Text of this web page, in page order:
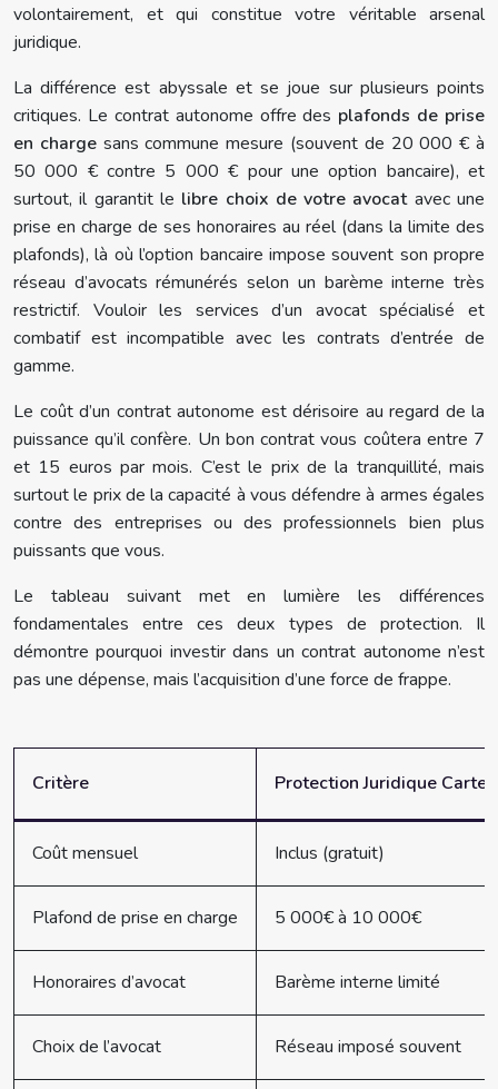
volontairement, et qui constitue votre véritable arsenal
juridique.
La différence est abyssale et se joue sur plusieurs points
critiques. Le contrat autonome offre des plafonds de prise
en chargesans commune mesure (souvent de 20 000 € à
50 000 € contre 5 000 € pour une option bancaire), et
surtout, il garantit le libre choix de votre avocatavec une
prise en charge de ses honoraires au réel (dans la limite des
plafonds), là où l’option bancaire impose souvent son propre
réseau d’avocats rémunérés selon un barème interne très
restrictif. Vouloir les services d’un avocat spécialisé et
combatif est incompatible avec les contrats d’entrée de
gamme.
Le coût d’un contrat autonome est dérisoire au regard de la
puissance qu’il confère. Un bon contrat vous coûtera entre 7
et 15 euros par mois. C’est le prix de la tranquillité, mais
surtout le prix de la capacité à vous défendre à armes égales
contre des entreprises ou des professionnels bien plus
puissants que vous.
Le tableau suivant met en lumière les différences
fondamentales entre ces deux types de protection. Il
démontre pourquoi investir dans un contrat autonome n’est
pas une dépense, mais l’acquisition d’une force de frappe.
Critère Protection Juridique Carte
Coût mensuel Inclus (gratuit)
Plafond de prise en charge 5 000€ à 10 000€
Honoraires d’avocat Barème interne limité
Choix de l’avocat Réseau imposé souvent